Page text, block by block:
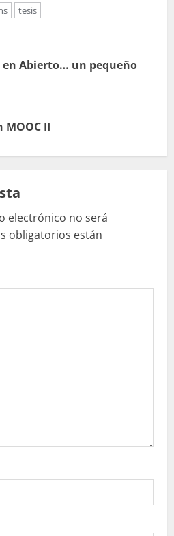
tesis
en Abierto… un pequeño
II
electrónico no será
obligatorios están